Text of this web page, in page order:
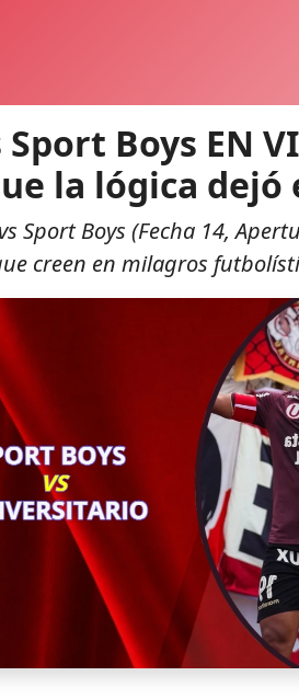
Boys EN
la lógica dejó
Sport Boys (Fecha 14,
creen en milagros